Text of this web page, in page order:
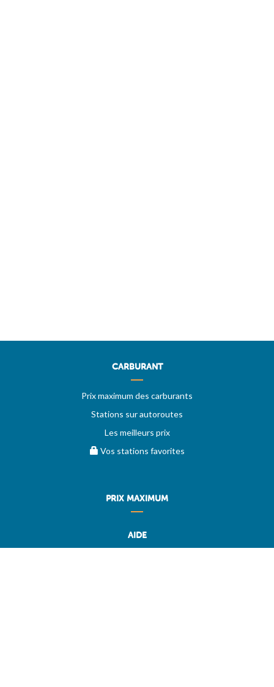
CARBURANT
Prix maximum des carburants
Stations sur autoroutes
Les meilleurs prix
Vos stations favorites
PRIX MAXIMUM
AIDE